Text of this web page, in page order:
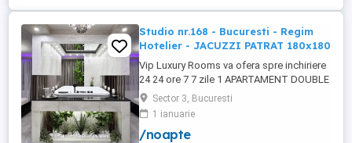
Studio nr.168 - Bucuresti - Regim
Hotelier - JACUZZI PATRAT 180x180
Vip Luxury Rooms va ofera spre inchiriere
24 24 ore 7 7 zile 1 APARTAMENT DOUBLE
ROOMS de 5 stele Luxoasa cu un desing
unic si deosebit in Sector 3 Bucuresti .
APARTAMENTUL se alfa in Complex
Rezidential Nou . Acces Bariera
Sector 3, Bucuresti
1 ianuarie
/noapte